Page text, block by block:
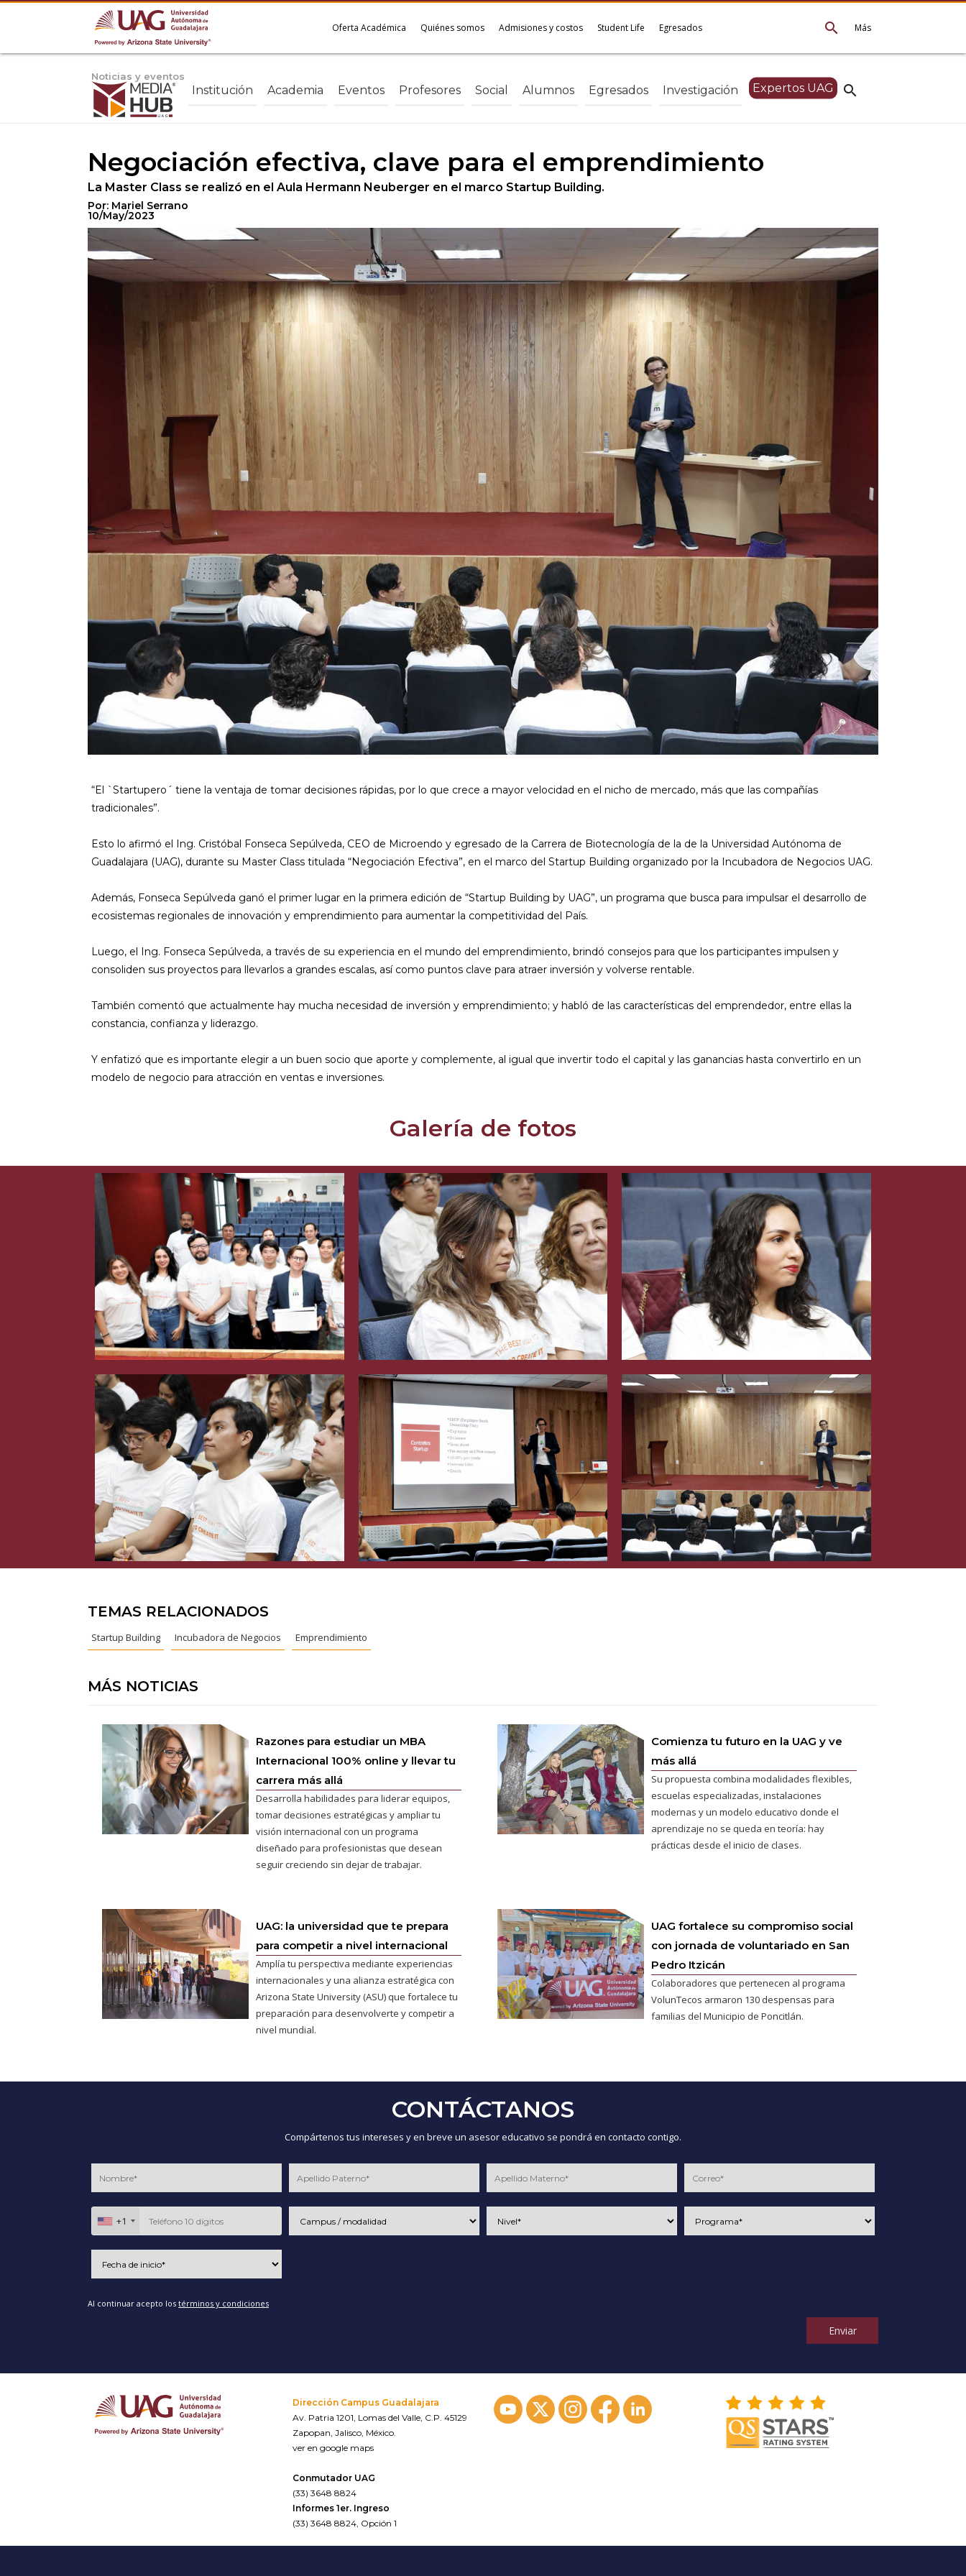
Más
search
Oferta Académica Quiénes somos Admisiones y costos Student Life Egresados
Noticias y eventos
search
Institución Academia Eventos Profesores Social Alumnos Egresados Investigación Expertos UAG
Negociación efectiva, clave para el emprendimiento
La Master Class se realizó en el Aula Hermann Neuberger en el marco Startup Building.
Por: Mariel Serrano
10/May/2023
“El `Startupero´ tiene la ventaja de tomar decisiones rápidas, por lo que crece a mayor velocidad en el nicho de mercado, más que las compañías
tradicionales”.
Esto lo afirmó el Ing. Cristóbal Fonseca Sepúlveda, CEO de Microendo y egresado de la Carrera de Biotecnología de la de la Universidad Autónoma de
Guadalajara (UAG), durante su Master Class titulada “Negociación Efectiva”, en el marco del Startup Building organizado por la Incubadora de Negocios UAG.
Además, Fonseca Sepúlveda ganó el primer lugar en la primera edición de “Startup Building by UAG”, un programa que busca para impulsar el desarrollo de
ecosistemas regionales de innovación y emprendimiento para aumentar la competitividad del País.
Luego, el Ing. Fonseca Sepúlveda, a través de su experiencia en el mundo del emprendimiento, brindó consejos para que los participantes impulsen y
consoliden sus proyectos para llevarlos a grandes escalas, así como puntos clave para atraer inversión y volverse rentable.
También comentó que actualmente hay mucha necesidad de inversión y emprendimiento; y habló de las características del emprendedor, entre ellas la
constancia, confianza y liderazgo.
Y enfatizó que es importante elegir a un buen socio que aporte y complemente, al igual que invertir todo el capital y las ganancias hasta convertirlo en un
modelo de negocio para atracción en ventas e inversiones.
Galería de fotos
TEMAS RELACIONADOS
Startup Building Incubadora de Negocios Emprendimiento
MÁS NOTICIAS
Razones para estudiar un MBA
Internacional 100% online y llevar tu
carrera más allá
Desarrolla habilidades para liderar equipos,
tomar decisiones estratégicas y ampliar tu
visión internacional con un programa
diseñado para profesionistas que desean
seguir creciendo sin dejar de trabajar.
Comienza tu futuro en la UAG y ve
más allá
Su propuesta combina modalidades flexibles,
escuelas especializadas, instalaciones
modernas y un modelo educativo donde el
aprendizaje no se queda en teoría: hay
prácticas desde el inicio de clases.
UAG: la universidad que te prepara
para competir a nivel internacional
Amplía tu perspectiva mediante experiencias
internacionales y una alianza estratégica con
Arizona State University (ASU) que fortalece tu
preparación para desenvolverte y competir a
nivel mundial.
UAG fortalece su compromiso social
con jornada de voluntariado en San
Pedro Itzicán
Colaboradores que pertenecen al programa
VolunTecos armaron 130 despensas para
familias del Municipio de Poncitlán.
CONTÁCTANOS
Compártenos tus intereses y en breve un asesor educativo se pondrá en contacto contigo.
+1
Al continuar acepto los términos y condiciones
Enviar
Dirección Campus Guadalajara
Av. Patria 1201, Lomas del Valle, C.P. 45129
Zapopan, Jalisco, México.
ver en google maps
Conmutador UAG
(33) 3648 8824
Informes 1er. Ingreso
(33) 3648 8824, Opción 1